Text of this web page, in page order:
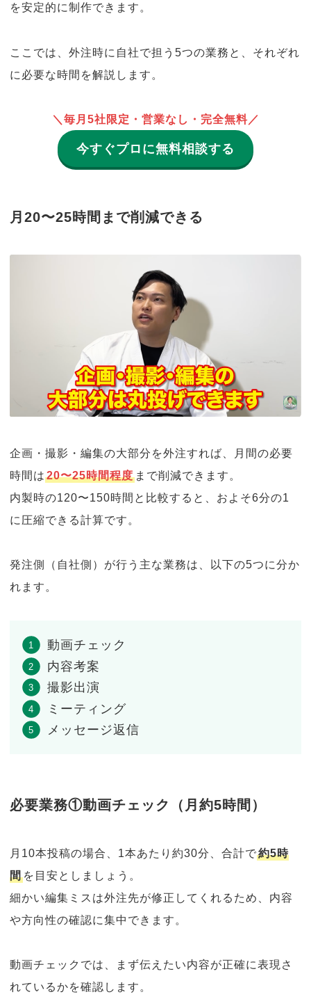
を安定的に制作できます。
ここでは、外注時に自社で担う5つの業務と、それぞれ
に必要な時間を解説します。
＼毎月5社限定・営業なし・完全無料／
今すぐプロに無料相談する
月20〜25時間まで削減できる
企画・撮影・編集の大部分を外注すれば、月間の必要
時間は20〜25時間程度 まで削減できます。
内製時の120〜150時間と比較すると、およそ6分の1
に圧縮できる計算です。
発注側（自社側）が行う主な業務は、以下の5つに分か
れます。
動画チェック
内容考案
撮影出演
ミーティング
メッセージ返信
必要業務①動画チェック（月約5時間）
月10本投稿の場合、1本あたり約30分、合計で約5時
間 を目安としましょう。
細かい編集ミスは外注先が修正してくれるため、内容
や方向性の確認に集中できます。
動画チェックでは、まず伝えたい内容が正確に表現さ
れているかを確認します。